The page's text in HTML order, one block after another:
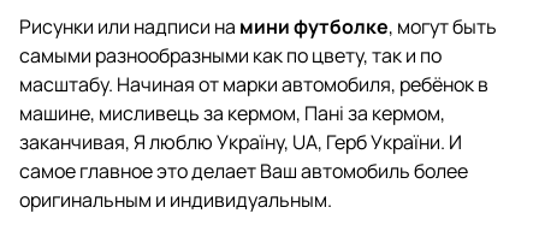
Рисунки или надписи на мини футболке, могут быть
самыми разнообразными как по цвету, так и по
масштабу. Начиная от марки автомобиля, ребёнок в
машине, мисливець за кермом, Пані за кермом,
заканчивая, Я люблю Україну, UA, Герб України. И
самое главное это делает Ваш автомобиль более
оригинальным и индивидуальным.